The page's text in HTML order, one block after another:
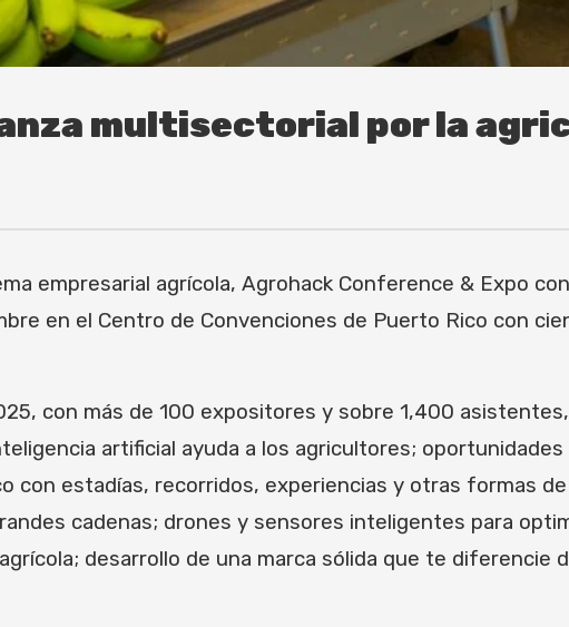
multisectorial por la
empresarial agrícola, Agrohack Conference & Expo
en el Centro de Convenciones de Puerto Rico con
con más de 100 expositores y sobre 1,400
artificial ayuda a los agricultores;
con estadías, recorridos, experiencias y otras formas
cadenas; drones y sensores inteligentes para
desarrollo de una marca sólida que te diferencie